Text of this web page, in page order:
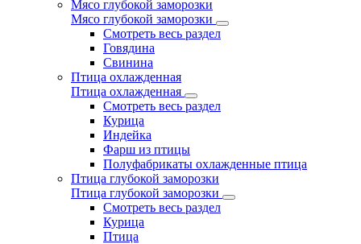
Мясо глубокой заморозки
Мясо глубокой заморозки
Смотреть весь раздел
Говядина
Свинина
Птица охлажденная
Птица охлажденная
Смотреть весь раздел
Курица
Индейка
Фарш из птицы
Полуфабрикаты охлажденные птица
Птица глубокой заморозки
Птица глубокой заморозки
Смотреть весь раздел
Курица
Птица